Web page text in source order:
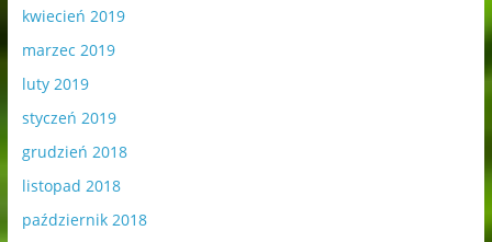
kwiecień 2019
marzec 2019
luty 2019
styczeń 2019
grudzień 2018
listopad 2018
październik 2018